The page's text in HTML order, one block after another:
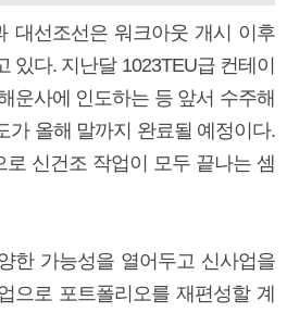
대선조선은 워크아웃 개시 이후
있다. 지난달 1023TEU급 컨테이
운사에 인도하는 등 앞서 수주해
가 올해 말까지 완료될 예정이다.
신건조 작업이 모두 끝나는 셈
한 가능성을 열어두고 신사업을
으로 포트폴리오를 재편성할 계